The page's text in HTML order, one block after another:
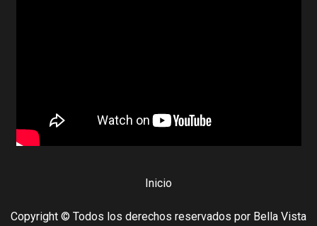
Inicio
Copyright © Todos los derechos reservados por Bella Vista